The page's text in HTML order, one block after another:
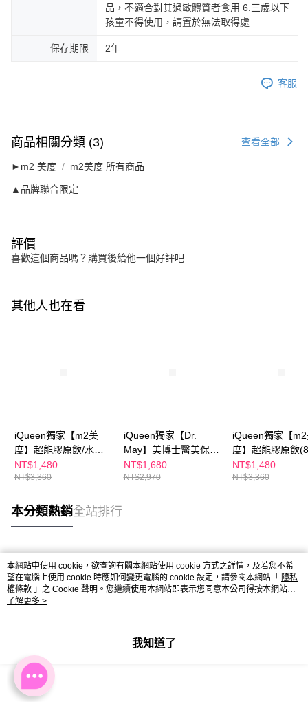
品，不適合對其過敏體質者食用 6.三歲以下
孩童不得使用，請置於無法取得處
保存期限 2年
客服
商品相關分類 (3) 查看全部
►m2 美度 m2美度 所有商品
▲品牌聯合限定
評價
喜歡這個商品嗎？購買後給他一個好評吧
其他人也在看
iQueen獨家【m2美
度】超能膠原飲/水光
飲(8入/任選1盒)+【Dr.
May】美博士積雪草保
NT$1,480
NT$3,360
iQueen獨家【Dr.
May】美博士醫美保健
組-B5HA玻尿酸保濕霜
(30ml) 水磁力精華霜+
NT$1,680
NT$2,970
iQueen獨家【
度】超能膠原飲
盒)x1+【Dr. May
博士紅膠原色修
NT$1,480
NT$3,360
本分類熱銷全站排行
熱門標籤
本網站中使用 cookie，欲查詢有關本網站使用 cookie 方式之詳情，及若您不希
望在電腦上使用 cookie 時應如何變更電腦的 cookie 設定，請參閱本網站「 隱私
權條款 」之 Cookie 聲明。您繼續使用本網站即表示您同意本公司得按本網站使
用條款之 Cookie 聲明使用 cookie。
了解更多 >
我知道了